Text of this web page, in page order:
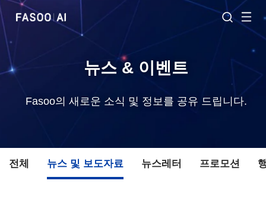
뉴스 & 이벤트
Fasoo의 새로운 소식 및 정보를 공유 드립니다.
전체 뉴스 및 보도자료 뉴스레터 프로모션